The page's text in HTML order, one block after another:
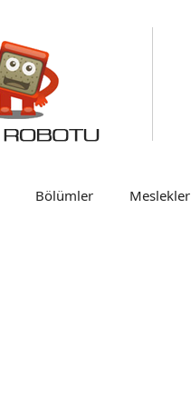
Bölümler Meslekler